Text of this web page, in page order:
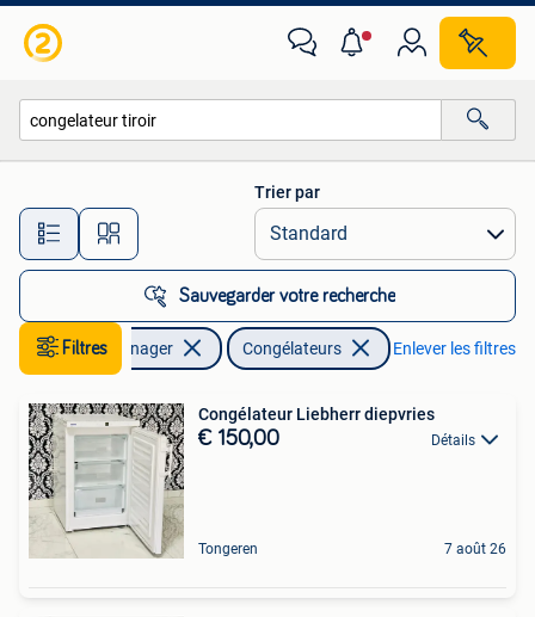
Toutes les distances…
Trier par
Sauvegarder votre recherche
Filtres
Electroménager Congélateurs Enlever les filtres
Congélateur Liebherr diepvries
€ 150,00 Détails
Tongeren 7 août 26